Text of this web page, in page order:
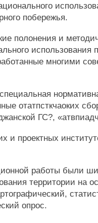
побережья.
полонения и
использования
многими
отатпсткчаоких
ГС?,
и проектных
работы были
территории на
опрос.